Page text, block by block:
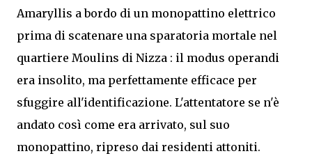
Amaryllis a bordo di un monopattino elettrico
prima di scatenare una sparatoria mortale nel
quartiere Moulins di Nizza : il modus operandi
era insolito, ma perfettamente efficace per
sfuggire all'identificazione. L'attentatore se n'è
andato così come era arrivato, sul suo
monopattino, ripreso dai residenti attoniti.